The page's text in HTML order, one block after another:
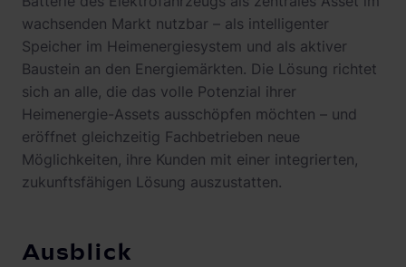
wachsenden Markt nutzbar – als intelligenter
Speicher im Heimenergiesystem und als aktiver
Baustein an den Energiemärkten. Die Lösung richtet
sich an alle, die das volle Potenzial ihrer
Heimenergie-Assets ausschöpfen möchten – und
eröffnet gleichzeitig Fachbetrieben neue
Möglichkeiten, ihre Kunden mit einer integrierten,
zukunftsfähigen Lösung auszustatten.
Ausblick